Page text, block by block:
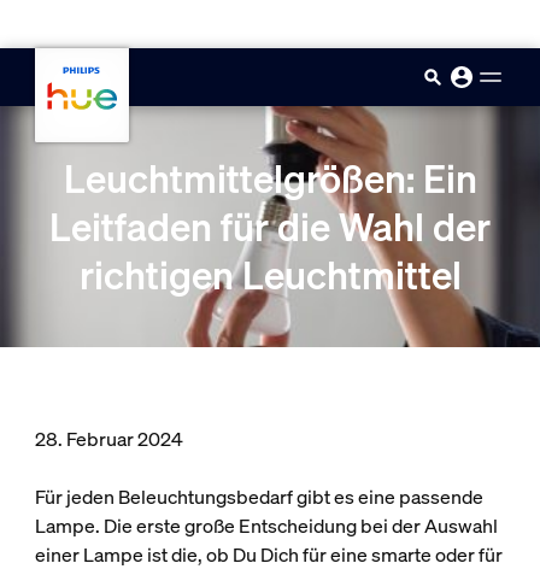
Leuchtmittelgrößen: Ein
Leitfaden für die Wahl der
richtigen Leuchtmittel
28. Februar 2024
Für jeden Beleuchtungsbedarf gibt es eine passende
Lampe. Die erste große Entscheidung bei der Auswahl
einer Lampe ist die, ob Du Dich für eine smarte oder für